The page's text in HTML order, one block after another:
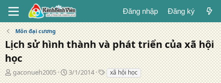
Đăng nhập Đăng ký
Môn đại cương
Lịch sử hình thành và phát triển của xã hội
học
T
á
gaconueh2005
N
g
3/1/2014
T
ừ
xã hội học